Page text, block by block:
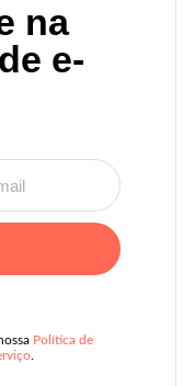
na
e-
Política de
.